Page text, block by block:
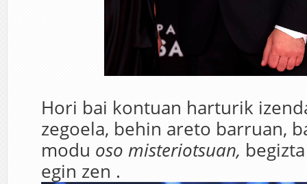
Hori bai kontuan harturik
zegoela, behin areto barruan,
modu oso misteriotsuan,
egin zen .